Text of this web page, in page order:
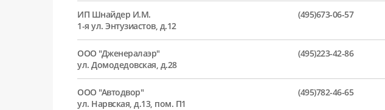
ИП Шнайдер И.М.
1-я ул. Энтузиастов, д.12
(495)673-06-57
ООО "Дженералаэр"
ул. Домодедовская, д.28
(495)223-42-86
ООО "Автодвор"
ул. Нарвская, д.13, пом. П1
(495)782-46-65